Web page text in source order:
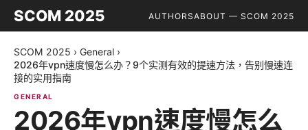
SCOM 2025 AUTHORSABOUT — SCOM 2025
SCOM 2025 › General ›
2026年vpn速度慢怎么办？9个实测有效的提速方法，告别慢速连
接的实用指南
GENERAL
2026年vpn速度慢怎么